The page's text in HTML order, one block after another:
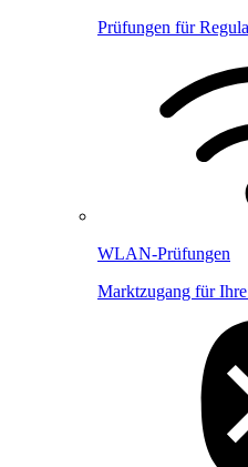
Prüfungen für
WLAN-Prüfungen
Marktzugang für